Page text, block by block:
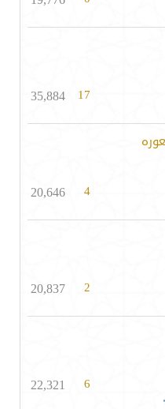
17
35,884
4
20,646
2
20,837
6
22,321